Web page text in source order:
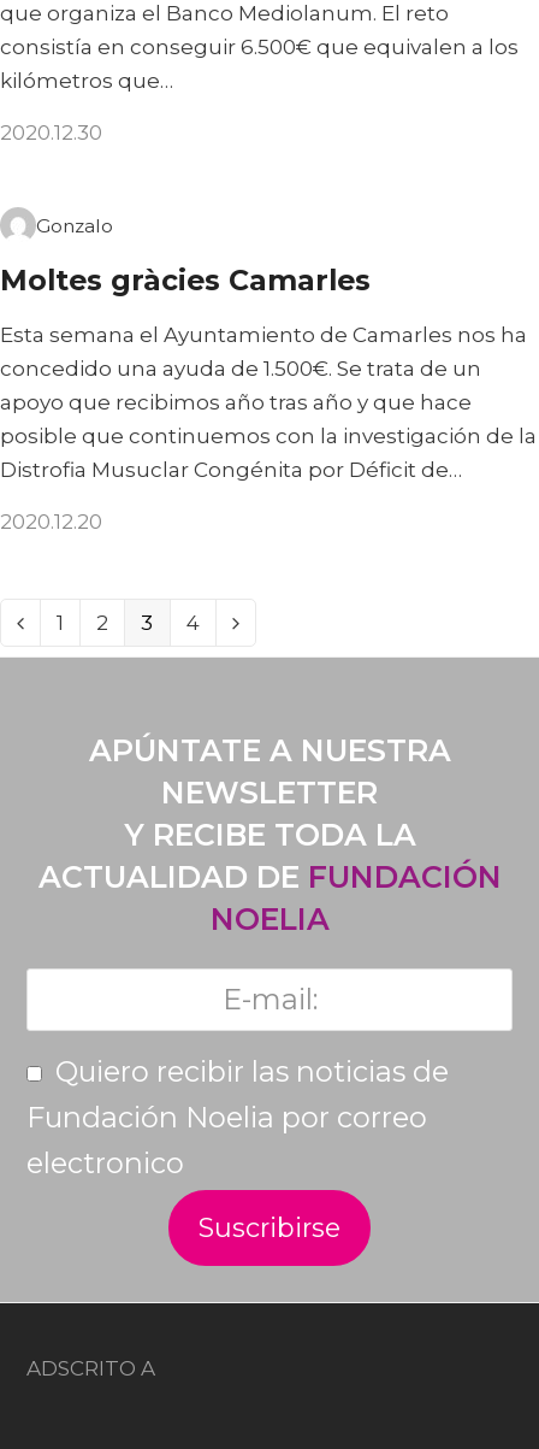
que organiza el Banco Mediolanum. El reto
consistía en conseguir 6.500€ que equivalen a los
kilómetros que…
2020.12.30
Gonzalo
Moltes gràcies Camarles
Esta semana el Ayuntamiento de Camarles nos ha
concedido una ayuda de 1.500€. Se trata de un
apoyo que recibimos año tras año y que hace
posible que continuemos con la investigación de la
Distrofia Musuclar Congénita por Déficit de…
2020.12.20
1 2 3 4
APÚNTATE A NUESTRA
NEWSLETTER
Y RECIBE TODA LA
ACTUALIDAD DE FUNDACIÓN
NOELIA
Quiero recibir las noticias de
Fundación Noelia por correo
electronico
ADSCRITO A